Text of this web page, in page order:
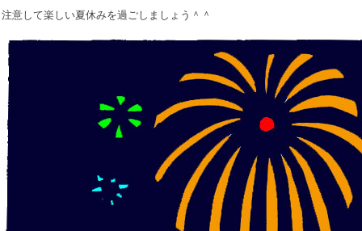
注意して楽しい夏休みを過ごしましょう＾＾